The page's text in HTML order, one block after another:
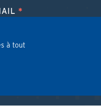
J'ai lu et j'accepte les
à tout